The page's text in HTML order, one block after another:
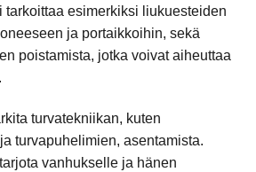
tarkoittaa esimerkiksi liukuesteiden
ja portaikkoihin, sekä
poistamista, jotka voivat aiheuttaa
turvatekniikan, kuten
turvapuhelimien, asentamista.
vanhukselle ja hänen